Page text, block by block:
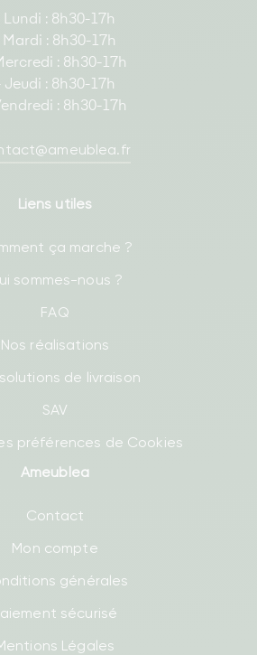
Lundi : 8h30-17h
Mardi : 8h30-17h
: 8h30-17h
Jeudi : 8h30-17h
: 8h30-17h
Liens utiles
ça marche ?
sommes-nous ?
FAQ
Nos réalisations
de livraison
SAV
préférences de Cookies
Ameublea
Contact
Mon compte
générales
sécurisé
Légales